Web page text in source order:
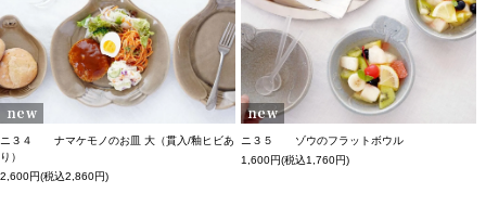
ニ３４ ナマケモノのお皿 大（貫入/釉ヒビあ
り）
2,600円(税込2,860円)
ニ３５ ゾウのフラットボウル
1,600円(税込1,760円)